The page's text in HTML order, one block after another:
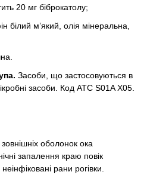
20 мг біброкатолу;
білий м’який, олія мінеральна,
Засоби, що застосовуються в
засоби. Код АТС S01A X05.
оболонок ока
запалення краю повік
рани рогівки.